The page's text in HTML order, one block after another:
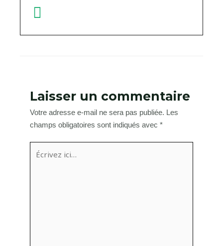
Laisser un commentaire
Votre adresse e-mail ne sera pas publiée. Les
champs obligatoires sont indiqués avec *
ici…